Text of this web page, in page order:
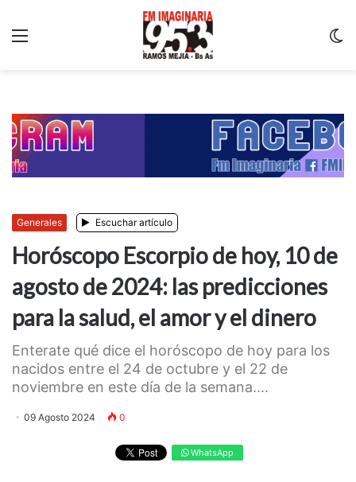
Generales Escuchar artículo
Horóscopo Escorpio de hoy, 10 de
agosto de 2024: las predicciones
para la salud, el amor y el dinero
Enterate qué dice el horóscopo de hoy para los
nacidos entre el 24 de octubre y el 22 de
noviembre en este día de la semana....
09 Agosto 2024 0
WhatsApp